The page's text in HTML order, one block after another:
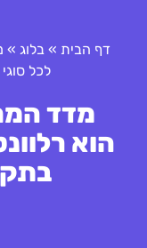
דף הבית » בלוג »
לכל
מדד
הוא